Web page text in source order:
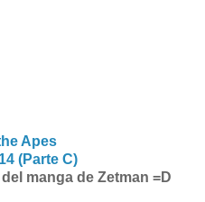
Apes
(Parte C)
manga de Zetman =D